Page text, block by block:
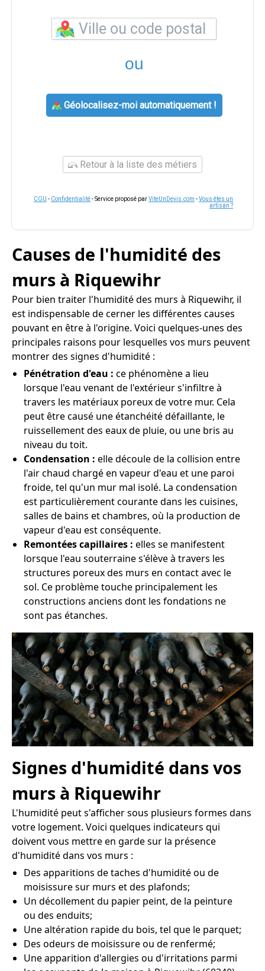
ou
Géolocalisez-moi automatiquement !
Retour à la liste des métiers
CGU - Confidentialité- Service proposé parViteUnDevis.com -Vous êtes un
artisan ?
Causes de l'humidité des
murs à Riquewihr
Pour bien traiter l'humidité des murs à Riquewihr, il
est indispensable de cerner les différentes causes
pouvant en être à l'origine. Voici quelques-unes des
principales raisons pour lesquelles vos murs peuvent
montrer des signes d'humidité :
Pénétration d'eau : ce phénomène a lieu
lorsque l'eau venant de l'extérieur s'infiltre à
travers les matériaux poreux de votre mur. Cela
peut être causé une étanchéité défaillante, le
ruissellement des eaux de pluie, ou une bris au
niveau du toit.
Condensation : elle découle de la collision entre
l'air chaud chargé en vapeur d'eau et une paroi
froide, tel qu'un mur mal isolé. La condensation
est particulièrement courante dans les cuisines,
salles de bains et chambres, où la production de
vapeur d'eau est conséquente.
Remontées capillaires : elles se manifestent
lorsque l'eau souterraine s'élève à travers les
structures poreux des murs en contact avec le
sol. Ce problème touche principalement les
constructions anciens dont les fondations ne
sont pas étanches.
Signes d'humidité dans vos
murs à Riquewihr
L'humidité peut s'afficher sous plusieurs formes dans
votre logement. Voici quelques indicateurs qui
doivent vous mettre en garde sur la présence
d'humidité dans vos murs :
Des apparitions de taches d'humidité ou de
moisissure sur murs et des plafonds;
Un décollement du papier peint, de la peinture
ou des enduits;
Une altération rapide du bois, tel que le parquet;
Des odeurs de moisissure ou de renfermé;
Une apparition d'allergies ou d'irritations parmi